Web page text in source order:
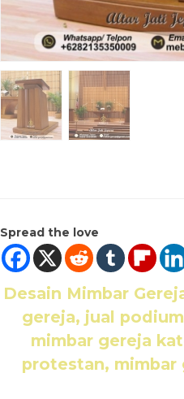
Spread the love
Desain Mimbar
gereja, jual
mimbar gereja
protestan, mimbar